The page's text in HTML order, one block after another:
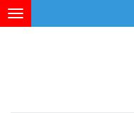
Toggle
navigation